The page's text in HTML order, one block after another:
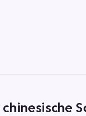
chinesische